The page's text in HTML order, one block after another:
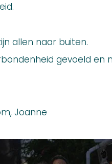
allen naar buiten.
gevoeld en
Joanne